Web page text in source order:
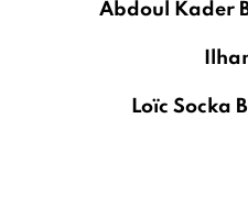
Abdoul Kader
Loïc Socka